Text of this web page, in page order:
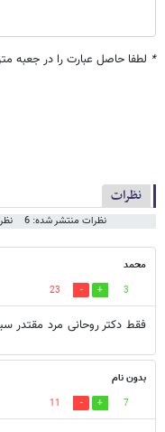
* لطفا حاصل عبارت را در جعبه
نظرات
نظرات منتشر شده: 6
محمد
3
23
فقط دکتر روحانی مرد مقتدر
بدون نام
7
11